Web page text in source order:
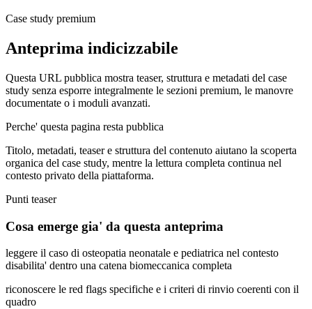
Case study premium
Anteprima indicizzabile
Questa URL pubblica mostra teaser, struttura e metadati del case
study senza esporre integralmente le sezioni premium, le manovre
documentate o i moduli avanzati.
Perche' questa pagina resta pubblica
Titolo, metadati, teaser e struttura del contenuto aiutano la scoperta
organica del case study, mentre la lettura completa continua nel
contesto privato della piattaforma.
Punti teaser
Cosa emerge gia' da questa anteprima
leggere il caso di osteopatia neonatale e pediatrica nel contesto
disabilita' dentro una catena biomeccanica completa
riconoscere le red flags specifiche e i criteri di rinvio coerenti con il
quadro